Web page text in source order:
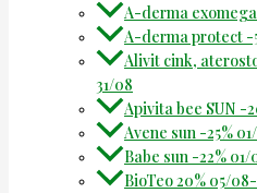
A-derma exomega
A-derma protect -
Alivit cink,
31/08
Apivita bee SUN -
Avene sun -25%
Babe sun -22% 01/
BioTeo 20% 05/